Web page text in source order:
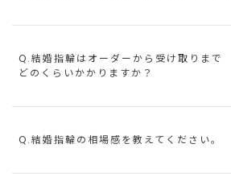
Q.結婚指輪はオーダーから受け取りまで
どのくらいかかりますか？
Q.結婚指輪の相場感を教えてください。